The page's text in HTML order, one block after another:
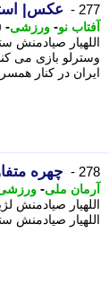
277 - عکس|
آفتاب نو- ورزشی-
29
اللهیار صیادمنش
وسترلو بازی می
ایران در کنار همسر
278 - چهره
آرمان ملی-
اللهیار صیادمنش
اللهیار صیادمنش